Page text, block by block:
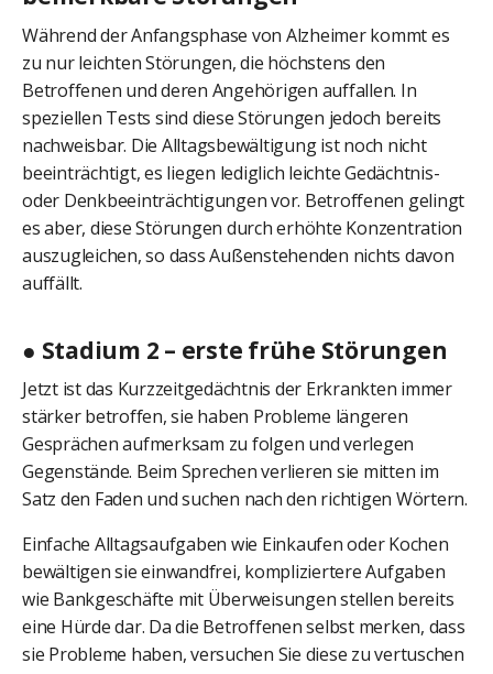
Während der Anfangsphase von Alzheimer kommt es
zu nur leichten Störungen, die höchstens den
Betroffenen und deren Angehörigen auffallen. In
speziellen Tests sind diese Störungen jedoch bereits
nachweisbar. Die Alltagsbewältigung ist noch nicht
beeinträchtigt, es liegen lediglich leichte Gedächtnis-
oder Denkbeeinträchtigungen vor. Betroffenen gelingt
es aber, diese Störungen durch erhöhte Konzentration
auszugleichen, so dass Außenstehenden nichts davon
auffällt.
● Stadium 2 – erste frühe Störungen
Jetzt ist das Kurzzeitgedächtnis der Erkrankten immer
stärker betroffen, sie haben Probleme längeren
Gesprächen aufmerksam zu folgen und verlegen
Gegenstände. Beim Sprechen verlieren sie mitten im
Satz den Faden und suchen nach den richtigen Wörtern.
Einfache Alltagsaufgaben wie Einkaufen oder Kochen
bewältigen sie einwandfrei, kompliziertere Aufgaben
wie Bankgeschäfte mit Überweisungen stellen bereits
eine Hürde dar. Da die Betroffenen selbst merken, dass
sie Probleme haben, versuchen Sie diese zu vertuschen